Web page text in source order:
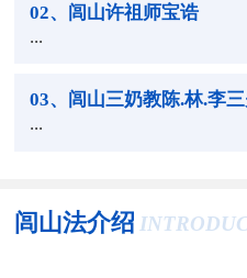
02、闾山许祖师宝诰
...
03、闾山三奶教陈.林.李
...
闾山法介绍